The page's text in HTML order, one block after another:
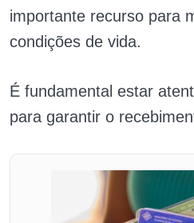
importante recurso para
condições de vida.
É fundamental estar
para garantir o